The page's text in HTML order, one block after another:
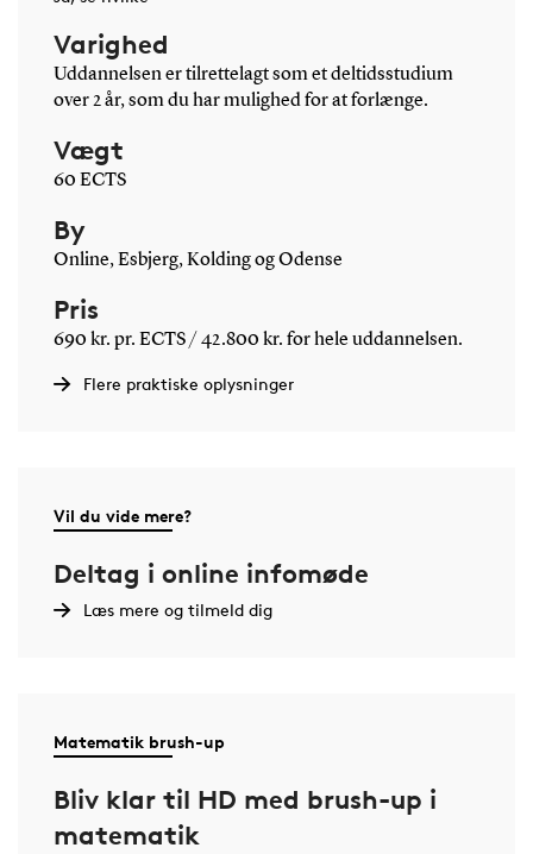
Varighed
Uddannelsen er tilrettelagt som et deltidsstudium
over 2 år, som du har mulighed for at forlænge.
Vægt
60 ECTS
By
Online, Esbjerg, Kolding og Odense
Pris
690 kr. pr. ECTS / 42.800 kr. for hele uddannelsen.
Flere praktiske oplysninger
Vil du vide mere?
Deltag i online infomøde
Læs mere og tilmeld dig
Matematik brush-up
Bliv klar til HD med brush-up i
matematik